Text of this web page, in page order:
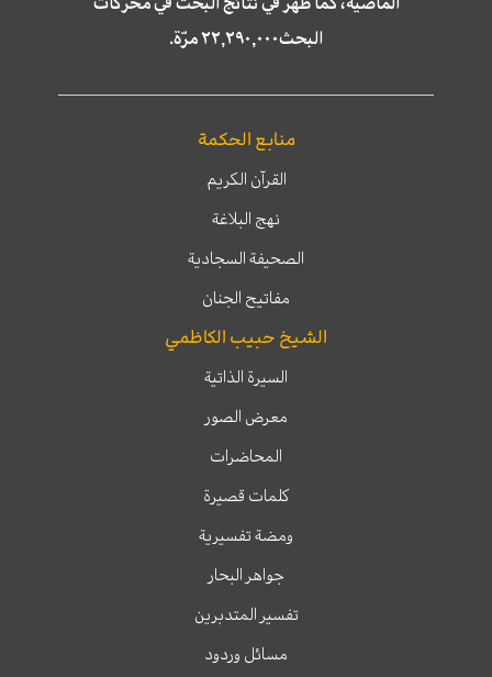
البحث٢٢,٢٩٠,٠٠٠ مرّة.
منابع الحكمة
القرآن الكريم
نهج البلاغة
الصحيفة السجادية
مفاتيح الجنان
الشيخ حبيب الكاظمي
السيرة الذاتية
معرض الصور
المحاضرات
كلمات قصيرة
ومضة تفسيرية
جواهر البحار
تفسير المتدبرين
مسائل وردود